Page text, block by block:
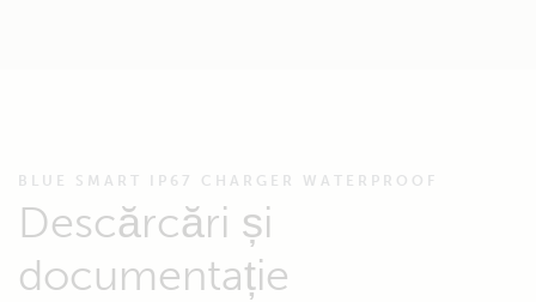
BLUE SMART IP67 CHARGER WATERPROOF
Descărcări și
documentație